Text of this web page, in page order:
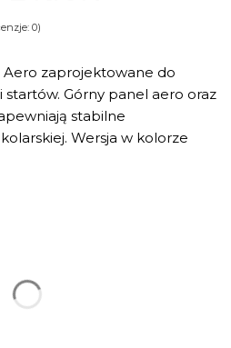
0)
Aero zaprojektowane do
Górny panel aero oraz
stabilne
Wersja w kolorze